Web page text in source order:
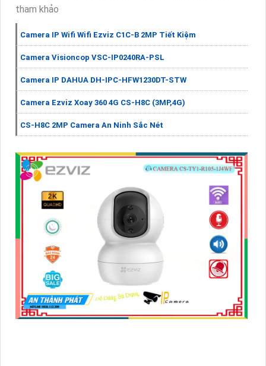
tham khảo
Camera IP Wifi Wifi Ezviz C1C-B 2MP Tiết Kiệm
Camera Visioncop VSC-IP0240RA-PSL
Camera IP DAHUA DH-IPC-HFW1230DT-STW
Camera Ezviz Xoay 360 4G CS-H8C (3MP,4G)
CS-H8C 2MP Camera An Ninh Sắc Nét